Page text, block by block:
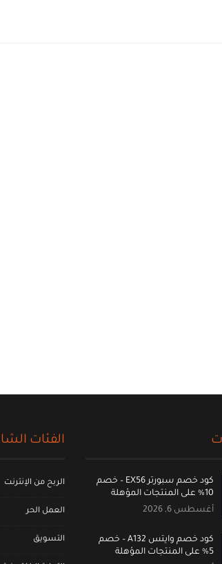
كود خصم سبورتر EX56 – خصم
10% على المنتجات المؤهلة
أغسطس 6, 2026
كود خصم وايتس A132 – خصم
5% على المنتجات المؤهلة
الفئات
الربح من الإنترنت
العمل الحر
التسويق